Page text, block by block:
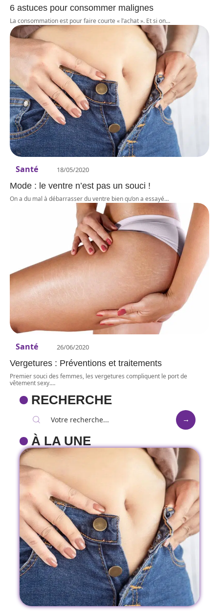
6 astuces pour consommer malignes
La consommation est pour faire courte « l’achat ». Et si on…
Santé 18/05/2020
Mode : le ventre n’est pas un souci !
On a du mal à débarrasser du ventre bien qu’on a essayé…
Santé 26/06/2020
Vergetures : Préventions et traitements
Premier souci des femmes, les vergetures compliquent le port de
vêtement sexy.…
RECHERCHE
À LA UNE